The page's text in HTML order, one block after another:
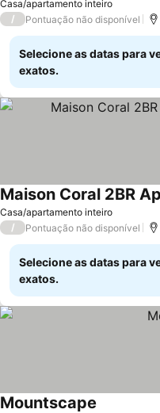
Casa/apartamento inteiro
/ Pontuação não disponível
Selecione as datas para
exatos.
Casa/apartamento inteiro
Maison Coral 2BR
/ Pontuação não disponível
Selecione as datas para
exatos.
Mountscape